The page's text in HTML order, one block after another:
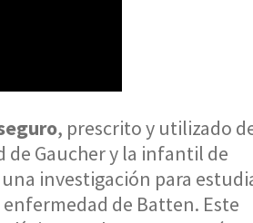
, prescrito y utilizado
de Gaucher y la infantil de
investigación para
de Batten. Este